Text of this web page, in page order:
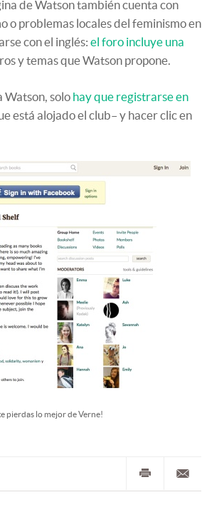
de Watson también cuenta con
o problemas locales del feminismo en
con el inglés: el foro incluye una
y temas que Watson propone.
Watson, solo hay que registrarse en
está alojado el club– y hacer clic en
te pierdas lo mejor de Verne!